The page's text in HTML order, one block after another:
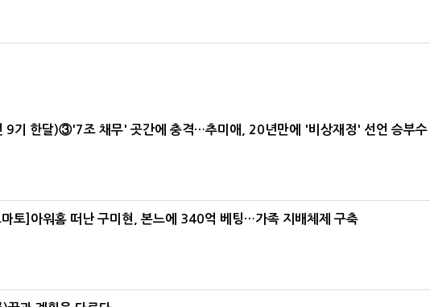
9기 한달)③'7조 채무' 곳간에 충격…추미애, 20년만에 '비상재정' 선언 승부수
마토]아워홈 떠난 구미현, 본느에 340억 베팅…가족 지배체제 구축